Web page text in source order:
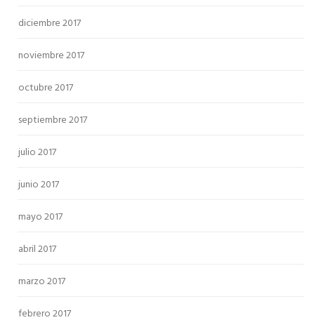
diciembre 2017
noviembre 2017
octubre 2017
septiembre 2017
julio 2017
junio 2017
mayo 2017
abril 2017
marzo 2017
febrero 2017